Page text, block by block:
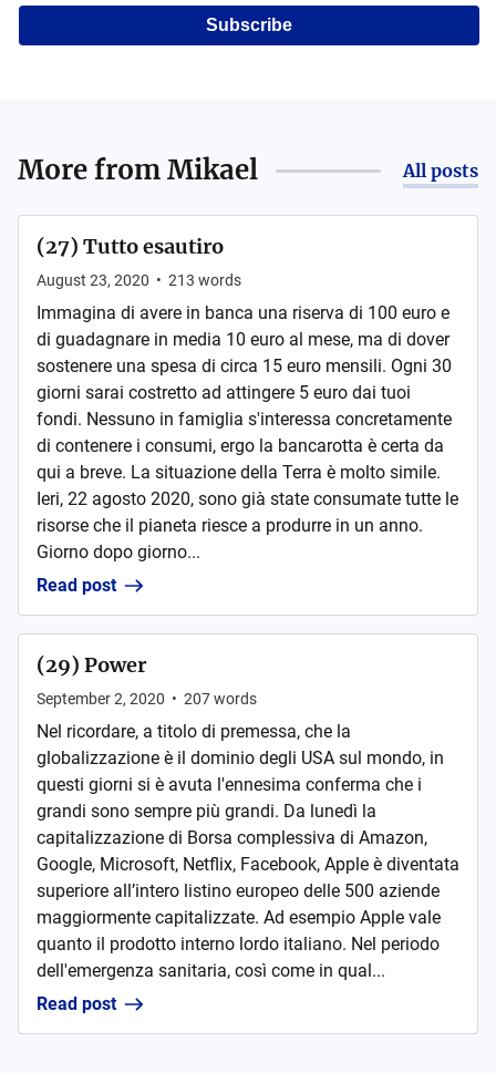
Subscribe
More fromMikael All posts
(27) Tutto esautiro
August 23, 2020 • 213 words
Immagina di avere in banca una riserva di 100 euro e
di guadagnare in media 10 euro al mese, ma di dover
sostenere una spesa di circa 15 euro mensili. Ogni 30
giorni sarai costretto ad attingere 5 euro dai tuoi
fondi. Nessuno in famiglia s'interessa concretamente
di contenere i consumi, ergo la bancarotta è certa da
qui a breve. La situazione della Terra è molto simile.
Ieri, 22 agosto 2020, sono già state consumate tutte le
risorse che il pianeta riesce a produrre in un anno.
Giorno dopo giorno...
Read post
(29) Power
September 2, 2020 • 207words
Nel ricordare, a titolo di premessa, che la
globalizzazione è il dominio degli USA sul mondo, in
questi giorni si è avuta l'ennesima conferma che i
grandi sono sempre più grandi. Da lunedì la
capitalizzazione di Borsa complessiva di Amazon,
Google, Microsoft, Netflix, Facebook, Apple è diventata
superiore all’intero listino europeo delle 500 aziende
maggiormente capitalizzate. Ad esempio Apple vale
quanto il prodotto interno lordo italiano. Nel periodo
dell'emergenza sanitaria, così come in qual...
Read post